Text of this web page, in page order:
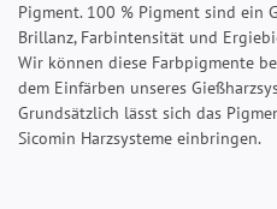
Pigment. 100 % Pigment sind ein
Brillanz, Farbintensität und
Wir können diese Farbpigmente
dem Einfärben unseres
Grundsätzlich lässt sich das
Sicomin Harzsysteme einbringen.